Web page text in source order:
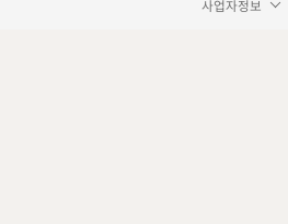
사업자정보